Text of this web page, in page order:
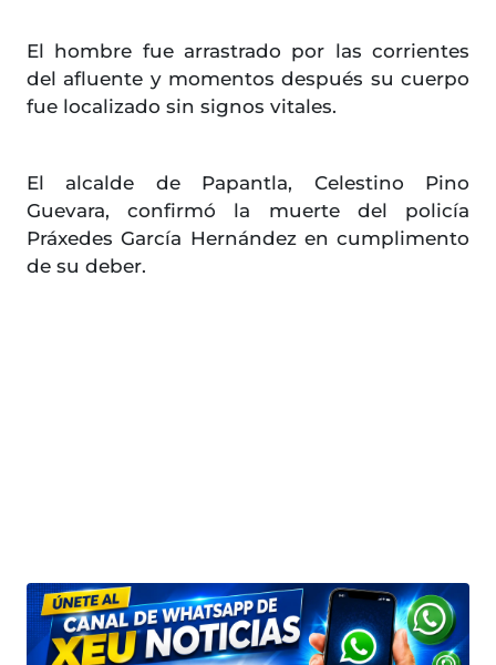
El hombre fue arrastrado por las corrientes
del afluente y momentos después su cuerpo
fue localizado sin signos vitales.
El alcalde de Papantla, Celestino Pino
Guevara, confirmó la muerte del policía
Práxedes García Hernández en cumplimento
de su deber.